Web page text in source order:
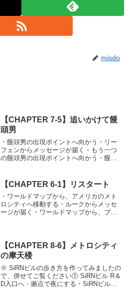
misdo
【CHAPTER 7-5】追いかけて饅
頭男
・饅頭男の出現ポイントへ向かう・リー
フェンからメッセージが届く・もう一つ
の饅頭男の出現ポイントへ向かう・饅頭
パスを渡す・リーフェンにデータカード
を渡して解析してもらう...
【CHAPTER 6-1】リスタート
・ワールドマップから、アメリカのメト
ロシティへ移動する・ルークからメッセ
ージが届く・ワールドマップから、ブラ
入手 ⇒ ブランカに弟...
【CHAPTER 8-6】メトロシティ
の摩天楼
※ SiRNビルの歩き方を作ってみましたの
で、併せてご覧ください① SiRNビル R＆
D入口へ・拠点で夜にする・SiRNビル・